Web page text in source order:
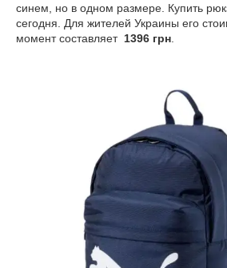
синем, но в одном размере. Купить
сегодня. Для жителей Украины его
момент составляет 1396 грн